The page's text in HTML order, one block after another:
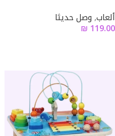
ألعاب,وصل حديثا
₪ 119.00